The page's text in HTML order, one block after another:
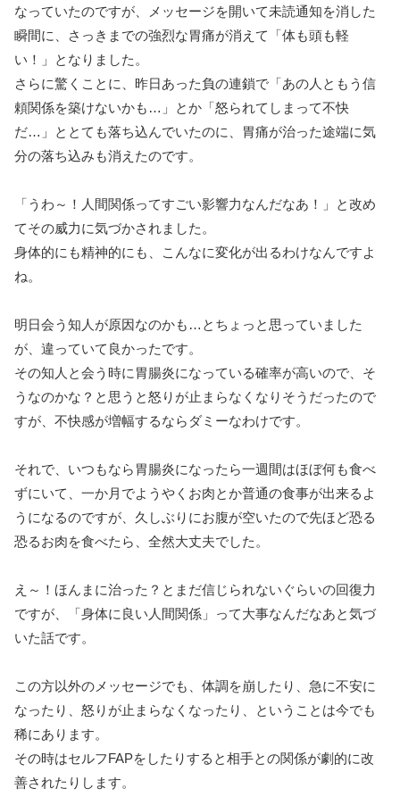
なっていたのですが、メッセージを開いて未読通知を消した
瞬間に、さっきまでの強烈な胃痛が消えて「体も頭も軽
い！」となりました。
さらに驚くことに、昨日あった負の連鎖で「あの人ともう信
頼関係を築けないかも…」とか「怒られてしまって不快
だ…」ととても落ち込んでいたのに、胃痛が治った途端に気
分の落ち込みも消えたのです。
「うわ～！人間関係ってすごい影響力なんだなあ！」と改め
てその威力に気づかされました。
身体的にも精神的にも、こんなに変化が出るわけなんですよ
ね。
明日会う知人が原因なのかも…とちょっと思っていました
が、違っていて良かったです。
その知人と会う時に胃腸炎になっている確率が高いので、そ
うなのかな？と思うと怒りが止まらなくなりそうだったので
すが、不快感が増幅するならダミーなわけです。
それで、いつもなら胃腸炎になったら一週間はほぼ何も食べ
ずにいて、一か月でようやくお肉とか普通の食事が出来るよ
うになるのですが、久しぶりにお腹が空いたので先ほど恐る
恐るお肉を食べたら、全然大丈夫でした。
え～！ほんまに治った？とまだ信じられないぐらいの回復力
ですが、「身体に良い人間関係」って大事なんだなあと気づ
いた話です。
この方以外のメッセージでも、体調を崩したり、急に不安に
なったり、怒りが止まらなくなったり、ということは今でも
稀にあります。
その時はセルフFAPをしたりすると相手との関係が劇的に改
善されたりします。